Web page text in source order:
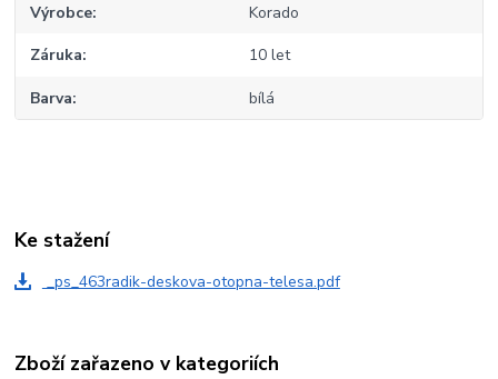
Výrobce Korado
Záruka 10 let
Barva bílá
Ke stažení
_ps_463radik-deskova-otopna-telesa.pdf
Zboží zařazeno v kategoriích